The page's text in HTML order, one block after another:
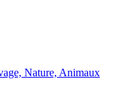
Nature, Animaux